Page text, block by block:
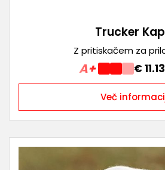
Trucker
Z pritiskačem za
A+ €
Več